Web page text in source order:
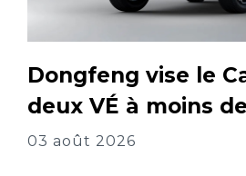
Dongfeng vise le
deux VÉ à moins
03 août 2026